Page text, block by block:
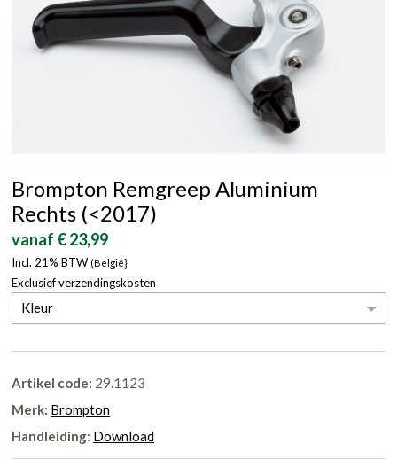
Brompton Remgreep Aluminium
Rechts (<2017)
vanaf € 23,99
Incl. 21% BTW (België}
Exclusief verzendingskosten
Kleur
Artikel code: 29.1123
Merk: Brompton
Handleiding: Download